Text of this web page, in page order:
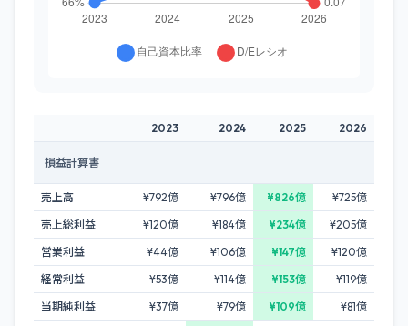
2023 2024 2025 2026
損益計算書
売上高 ¥792億 ¥796億 ¥826億
¥725億
売上総利益
¥120億 ¥184億 ¥234億
¥205億
営業利益
¥44億 ¥106億 ¥147億
¥120億
経常利益
¥53億 ¥114億 ¥153億
¥119億
当期純利益
¥37億 ¥79億 ¥109億
¥81億